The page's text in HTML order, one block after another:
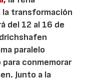
la transformación
del 12 al 16 de
paralelo
conmemorar
Junto a la